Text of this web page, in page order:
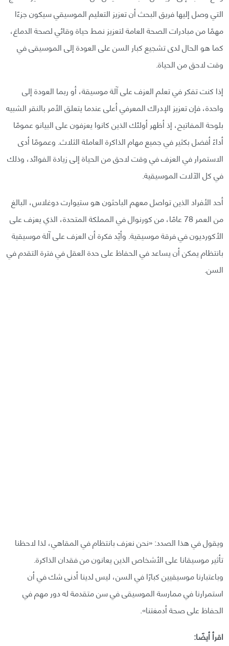
التي وصل إليها فريق البحث أن تعزيز التعليم الموسيقي سيكون جزءًا
مهمًا من مبادرات الصحة العامة لتعزيز نمط حياة وقائي لصحة الدماغ،
كما هو الحال لدى تشجيع كبار السن على العودة إلى الموسيقى في
وقت لاحق من الحياة.
إذا كنت تفكر في تعلم العزف على آلة موسيقة، أو ربما العودة إلى
واحدة، فإن تعزيز الإدراك المعرفي أعلى عندما يتعلق الأمر بالنقر الشبيه
بلوحة المفاتيح، إذ أظهر أولئك الذين كانوا يعزفون على البيانو عمومًا
أداءً أفضل بكثير في جميع مهام الذاكرة العاملة الثلاث. وعمومًا أدى
الاستمرار في العزف في وقت لاحق من الحياة إلى زيادة الفوائد، وذلك
في كل الآلات الموسيقية.
أحد الأفراد الذين تواصل معهم الباحثون هو ستيوارت دوغلاس، البالغ
من العمر 78 عامًا، من كورنوال في المملكة المتحدة، الذي يعزف على
الأكورديون في فرقة موسيقية. وأيّد فكرة أن العزف على آلة موسيقية
بانتظام يمكن أن يساعد في الحفاظ على حدة العقل في فترة التقدم في
السن.
ويقول في هذا الصدد: «نحن نعزف بانتظام في المقاهي، لذا لاحظنا
تأثير موسيقانا على الأشخاص الذين يعانون من فقدان الذاكرة.
وباعتبارنا موسيقيين كبارًا في السن، ليس لدينا أدنى شك في أن
استمرارنا في ممارسة الموسيقى في سن متقدمة له دور مهم في
الحفاظ على صحة أدمغتنا».
اقرأ أيضًا: